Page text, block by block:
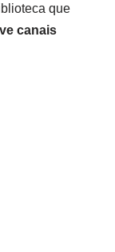
que
canais